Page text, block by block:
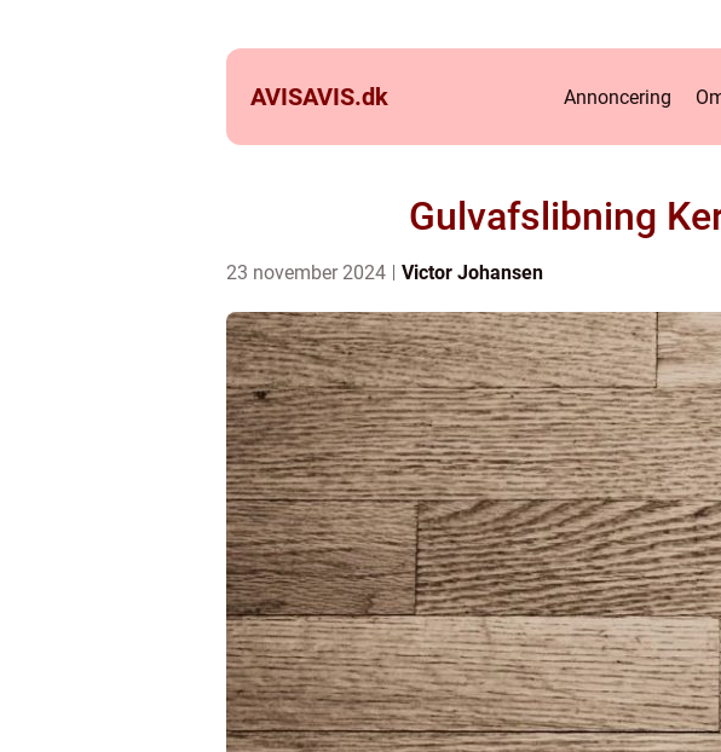
AVISAVIS.dk Annoncering
Gulvafslibning
23 november 2024 Victor Johansen